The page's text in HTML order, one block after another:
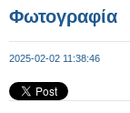
Φωτογραφία
2025-02-02 11:38:46